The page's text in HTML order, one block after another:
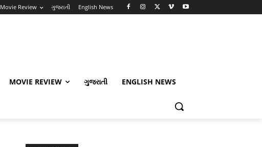
Movie Review ગુજરાતી English News
MOVIE REVIEW ગુજરાતી ENGLISH NEWS